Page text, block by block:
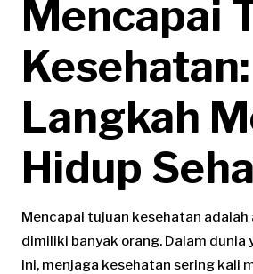
Mencapai
Langkah
Hidup
Mencapai tujuan kesehatan adalah
dimiliki banyak orang. Dalam dunia
ini, menjaga kesehatan sering kali